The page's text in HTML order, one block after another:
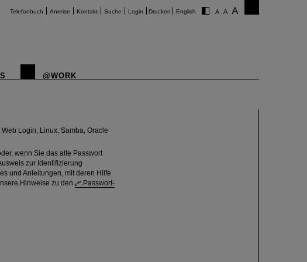
Telefonbuch Anreise Kontakt Suche Login Drucken English
@WORK
Login, Linux, Samba, Oracle
wenn Sie das alte Passwort
zur Identifizierung
und Anleitungen, mit deren Hilfe
Hinweise zu den
Passwort-